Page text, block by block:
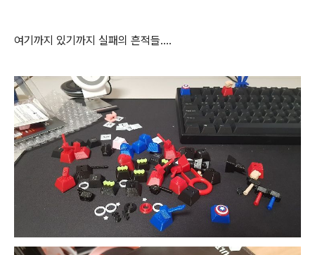
여기까지 있기까지 실패의 흔적들....